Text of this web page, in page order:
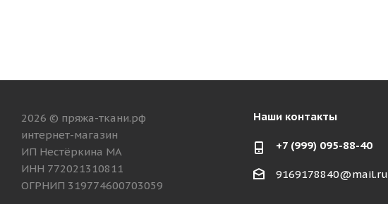
2026 © пряжа-ткани.рф
интернет-магазин
ИП Нестёркина МА
ИНН 772021310811
ОГРНИП 319774600703059
Наши контакты
+7 (999) 095-88-40
9169178840@mail.ru